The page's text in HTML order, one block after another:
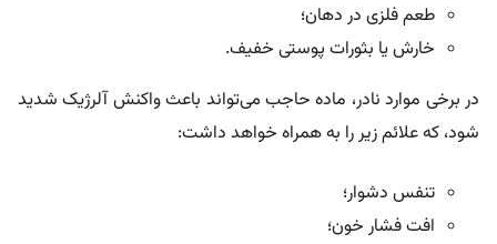
طعم فلزی در دهان؛
خارش یا بثورات پوستی خفیف.
در برخی موارد نادر، ماده حاجب می‌تواند باعث واکنش آلرژیک شدید
شود، که علائم زیر را به همراه خواهد داشت:
تنفس دشوار؛
افت فشار خون؛